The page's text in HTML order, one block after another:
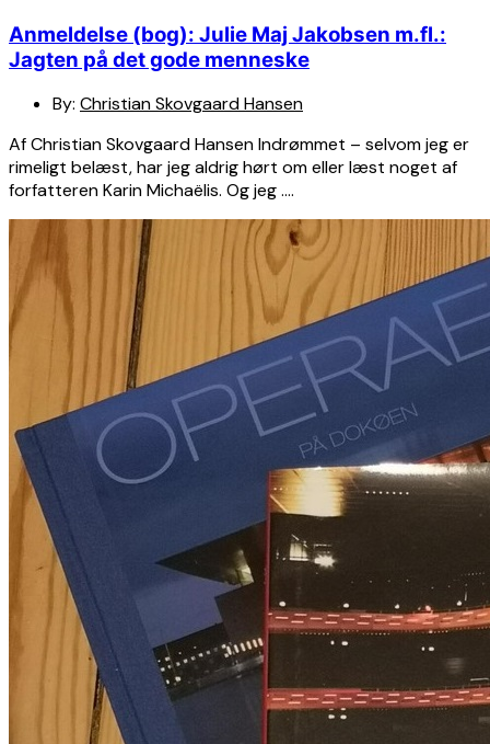
Anmeldelse (bog): Julie Maj Jakobsen m.fl.:
Jagten på det gode menneske
By: Christian Skovgaard Hansen
Af Christian Skovgaard Hansen Indrømmet – selvom jeg er
rimeligt belæst, har jeg aldrig hørt om eller læst noget af
forfatteren Karin Michaëlis. Og jeg ….